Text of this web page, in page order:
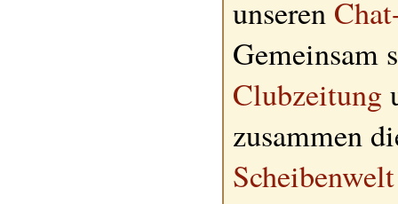
unseren
Gemeinsam
Clubzeitung
zusammen